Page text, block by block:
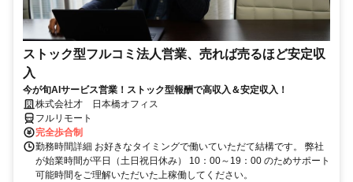
ストック型フルコミ法人営業、売れば売るほど安定収
入
今が旬AIサービス営業！ストック型報酬で高収入＆安定収入！
株式会社才 日本橋オフィス
フルリモート
完全歩合制
勤務時間詳細 お好きなタイミングで働いていただて結構です。 弊社
が始業時間が平日（土日祝日休み） 10：00～19：00 のためサポート
可能時間をご理解いただいた上稼働してください。